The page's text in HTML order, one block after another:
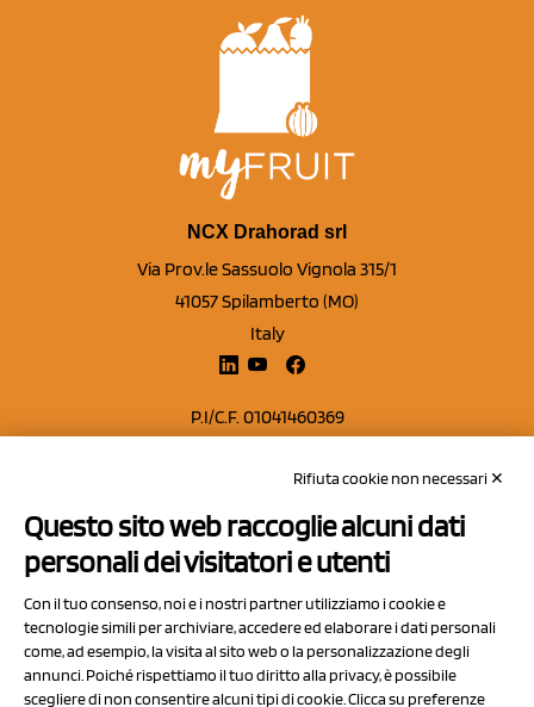
NCX Drahorad srl
Via Prov.le Sassuolo Vignola 315/1
41057 Spilamberto (MO)
Italy
P.I/C.F. 01041460369
Capitale sociale Euro 50.000,00 i.v.
Contatti
Privacy Policy
Cookie Policy
Chi Siamo
Rifiuta cookie non necessari ✕
Questo sito web raccoglie alcuni dati
personali dei visitatori e utenti
Con il tuo consenso, noi e i nostri partner utilizziamo i cookie e
tecnologie simili per archiviare, accedere ed elaborare i dati personali
come, ad esempio, la visita al sito web o la personalizzazione degli
annunci. Poiché rispettiamo il tuo diritto alla privacy, è possibile
scegliere di non consentire alcuni tipi di cookie. Clicca su preferenze